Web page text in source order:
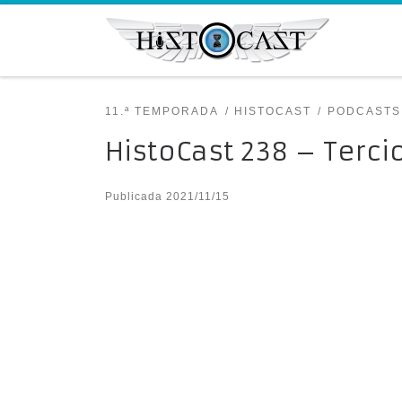
Saltar al contenido
11.ª TEMPORADA HISTOCAST PODCASTS
HistoCast 238 –
Publicada 2021/11/15